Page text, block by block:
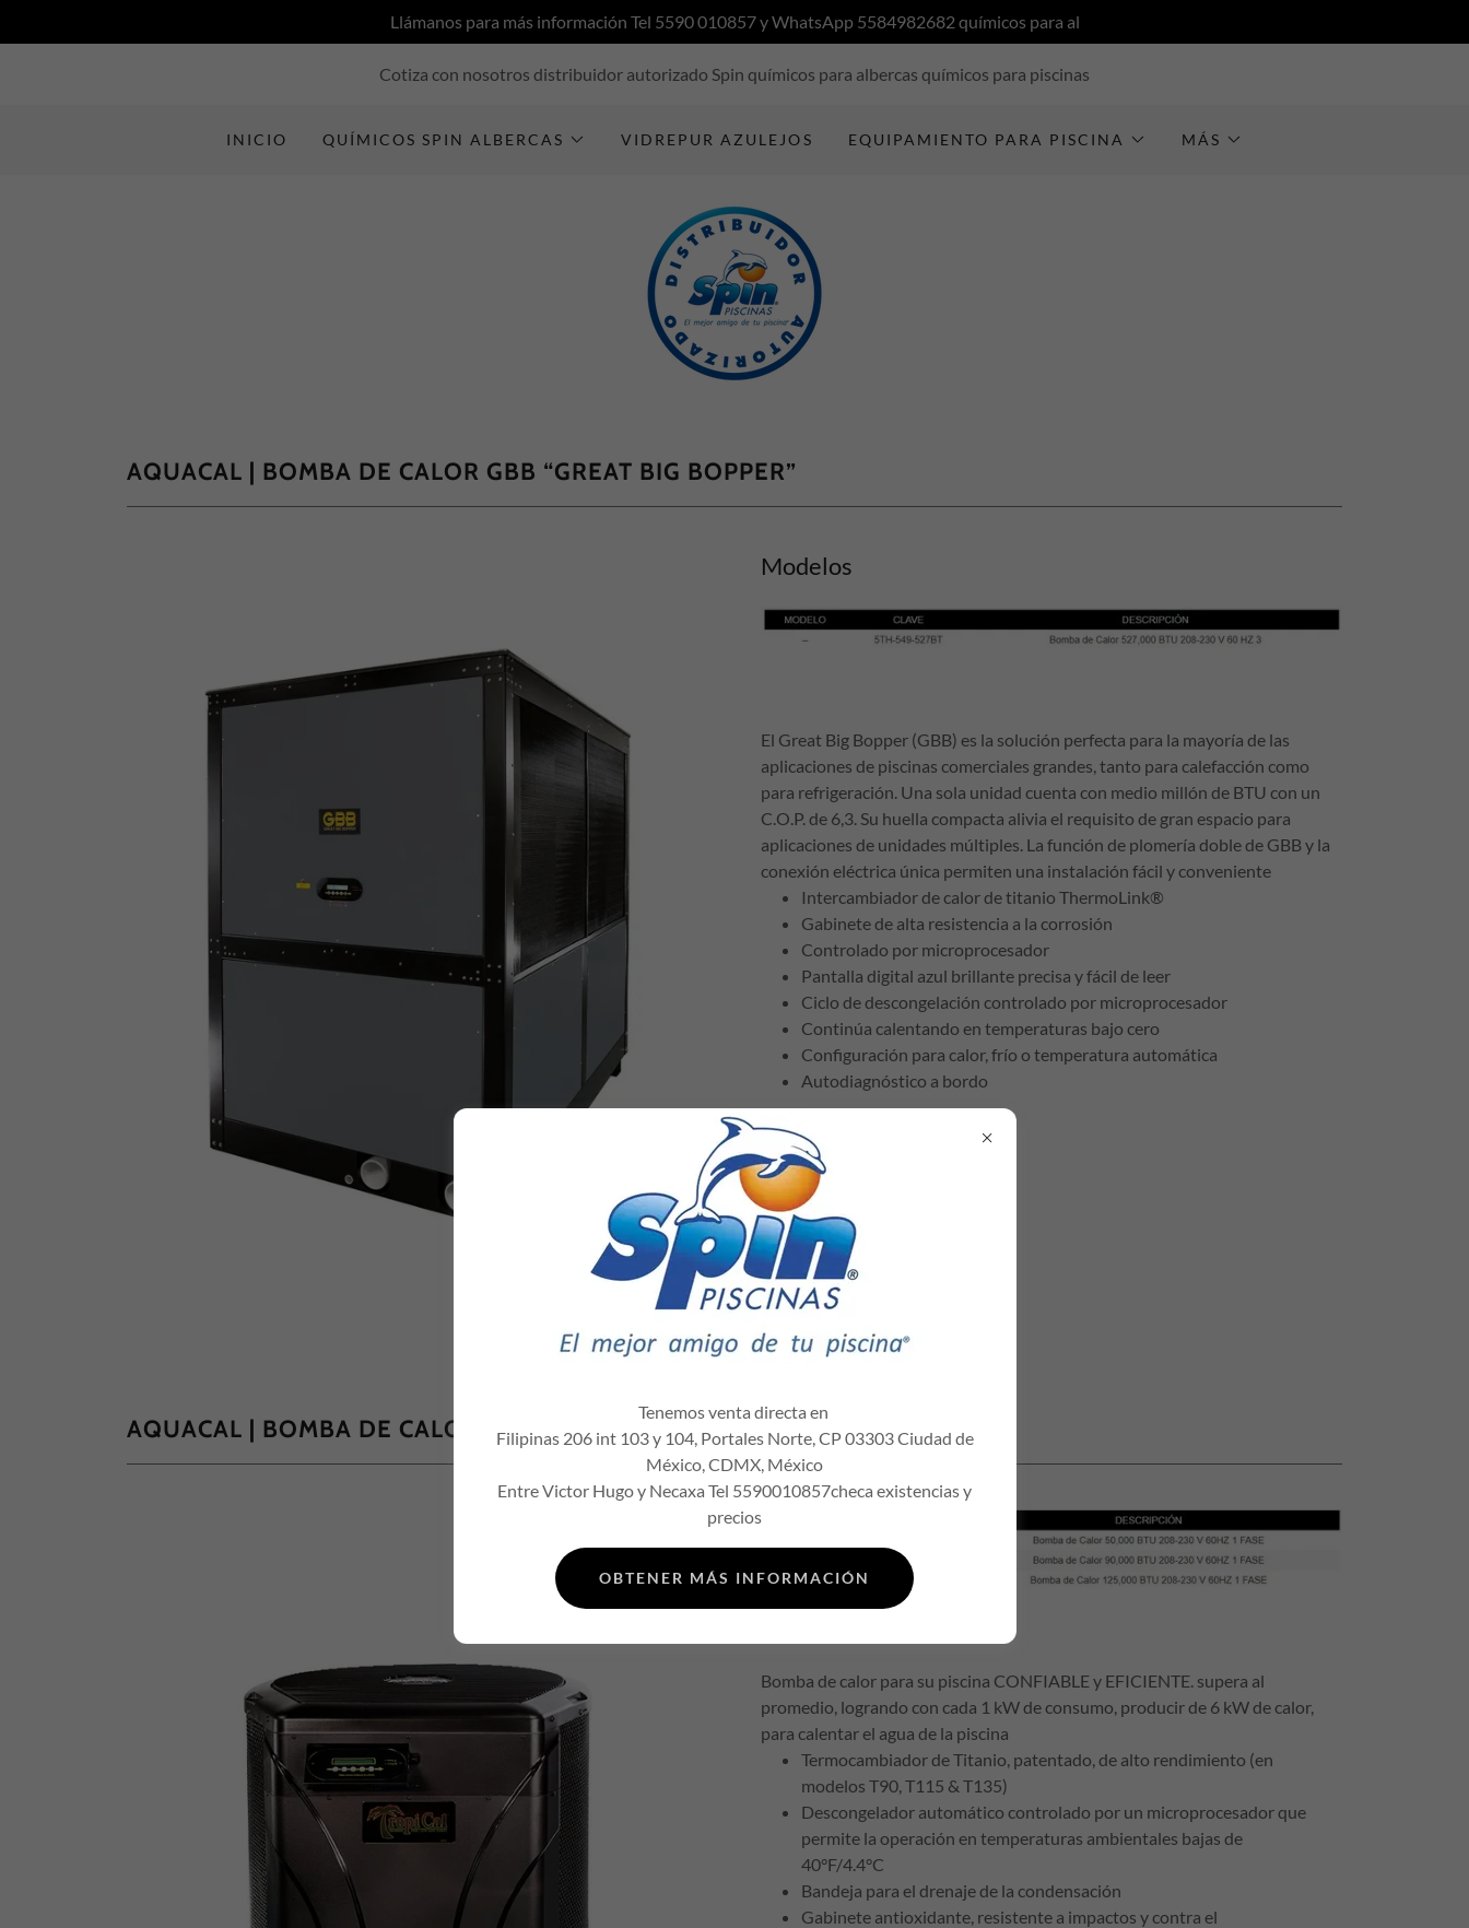
Llámanos para más información Tel 5590 010857 y WhatsApp 5584982682 químicos para al
Cotiza con nosotros distribuidor autorizado Spin químicos para albercas químicos para piscinas
INICIO QUÍMICOS SPIN ALBERCAS VIDREPUR AZULEJOS EQUIPAMIENTO PARA PISCINA MÁS
AQUACAL | BOMBA DE CALOR GBB “GREAT BIG BOPPER”
Modelos
El Great Big Bopper (GBB) es la solución perfecta para la mayoría de las
aplicaciones de piscinas comerciales grandes, tanto para calefacción como
para refrigeración. Una sola unidad cuenta con medio millón de BTU con un
C.O.P. de 6,3. Su huella compacta alivia el requisito de gran espacio para
aplicaciones de unidades múltiples. La función de plomería doble de GBB y la
conexión eléctrica única permiten una instalación fácil y conveniente
Intercambiador de calor de titanio ThermoLink®
Gabinete de alta resistencia a la corrosión
Controlado por microprocesador
Pantalla digital azul brillante precisa y fácil de leer
Ciclo de descongelación controlado por microprocesador
Continúa calentando en temperaturas bajo cero
Configuración para calor, frío o temperatura automática
Autodiagnóstico a bordo
AQUACAL | BOMBA DE CALOR TROPICAL
Bomba de calor para su piscina CONFIABLE y EFICIENTE. supera al
promedio, logrando con cada 1 kW de consumo, producir de 6 kW de calor,
para calentar el agua de la piscina
Termocambiador de Titanio, patentado, de alto rendimiento (en
modelos T90, T115 & T135)
Descongelador automático controlado por un microprocesador que
permite la operación en temperaturas ambientales bajas de
40°F/4.4°C
Bandeja para el drenaje de la condensación
Gabinete antioxidante, resistente a impactos y contra el
Tenemos venta directa en
Filipinas 206 int 103 y 104, Portales Norte, CP 03303 Ciudad de
México, CDMX, México
Entre Victor Hugo y Necaxa Tel 5590010857checa existencias y
precios
OBTENER MÁS INFORMACIÓN